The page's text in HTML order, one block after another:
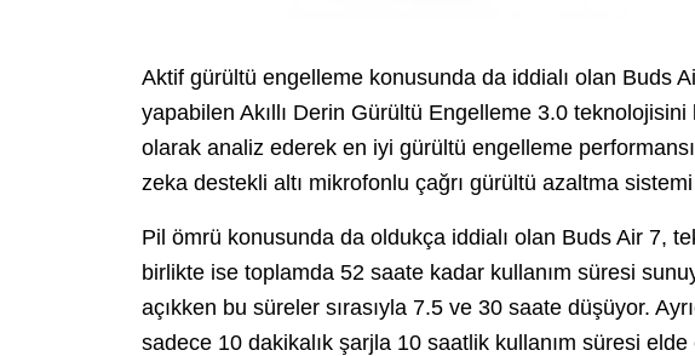
Aktif gürültü engelleme konusunda da iddialı olan Buds
yapabilen Akıllı Derin Gürültü Engelleme 3.0
olarak analiz ederek en iyi gürültü engelleme
zeka destekli altı mikrofonlu çağrı gürültü azaltma
Pil ömrü konusunda da oldukça iddialı olan Buds Air 7,
birlikte ise toplamda 52 saate kadar kullanım süresi
açıkken bu süreler sırasıyla 7.5 ve 30 saate düşüyor.
sadece 10 dakikalık şarjla 10 saatlik kullanım süresi elde